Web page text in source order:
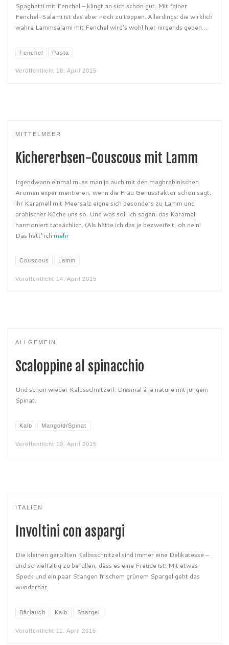
Spaghetti mit Fenchel – klingt an sich schon gut. Mit feiner
Fenchel-Salami ist das aber noch zu toppen. Allerdings: die wirklich
wahre Lammsalami mit Fenchel wird’s wohl hier nirgends geben…
Fenchel Pasta
Veröffentlicht 18. April 2015
MITTELMEER
Kichererbsen-Couscous mit Lamm
Irgendwann einmal muss man ja auch mit den maghrebinischen
Aromen experimentieren, wenn die Frau Genussfaktor schon sagt,
ihr Karamell mit Meersalz eigne sich besonders zu Lamm und
arabischer Küche uns so. Und was soll ich sagen: das Karamell
harmoniert tatsächlich. (Als hätte ich das je bezweifelt, oh nein!
Das hätt‘ ich mehr
Couscous Lamm
Veröffentlicht 14. April 2015
ALLGEMEIN
Scaloppine al spinacchio
Und schon wieder Kalbsschnitzerl: Diesmal á la nature mit jungem
Spinat.
Kalb Mangold/Spinat
Veröffentlicht 13. April 2015
ITALIEN
Involtini con aspargi
Die kleinen gerollten Kalbsschnitzel sind immer eine Delikatesse –
und so vielfältig zu befüllen, dass es eine Freude ist! Mit etwas
Speck und ein paar Stangen frischem grünem Spargel geht das
wunderbar.
Bärlauch Kalb Spargel
Veröffentlicht 11. April 2015